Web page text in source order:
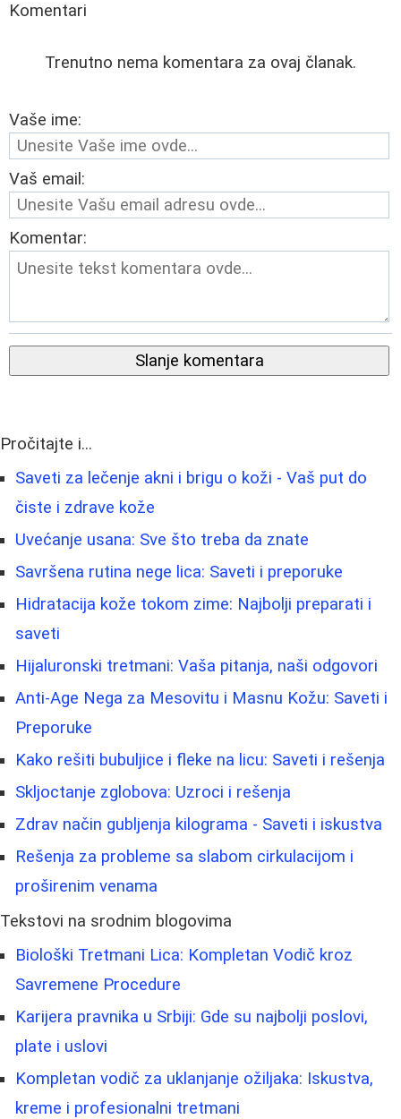
Komentari
Trenutno nema komentara za ovaj članak.
Vaše ime:
Vaš email:
Komentar:
Slanje komentara
Pročitajte i...
Saveti za lečenje akni i brigu o koži - Vaš put do
čiste i zdrave kože
Uvećanje usana: Sve što treba da znate
Savršena rutina nege lica: Saveti i preporuke
Hidratacija kože tokom zime: Najbolji preparati i
saveti
Hijaluronski tretmani: Vaša pitanja, naši odgovori
Anti-Age Nega za Mesovitu i Masnu Kožu: Saveti i
Preporuke
Kako rešiti bubuljice i fleke na licu: Saveti i rešenja
Skljoctanje zglobova: Uzroci i rešenja
Zdrav način gubljenja kilograma - Saveti i iskustva
Rešenja za probleme sa slabom cirkulacijom i
proširenim venama
Tekstovi na srodnim blogovima
Biološki Tretmani Lica: Kompletan Vodič kroz
Savremene Procedure
Karijera pravnika u Srbiji: Gde su najbolji poslovi,
plate i uslovi
Kompletan vodič za uklanjanje ožiljaka: Iskustva,
kreme i profesionalni tretmani